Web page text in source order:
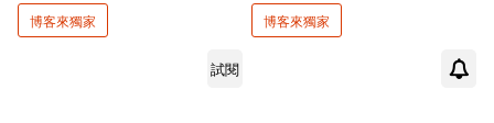
赫曼．赫塞(2)
博客來獨家
試閱
博客來獨家